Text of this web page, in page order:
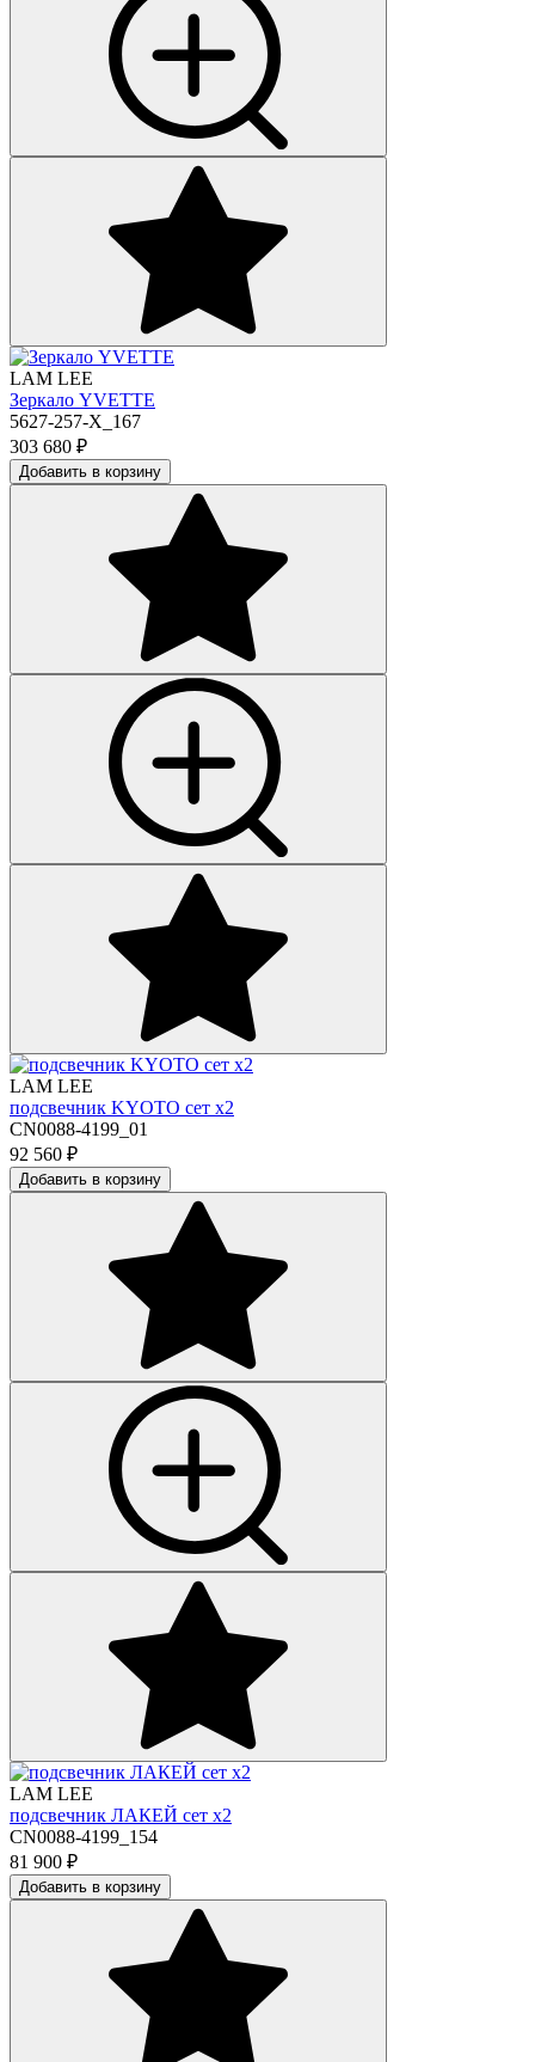
LAM LEE
Зеркало YVETTE
5627-257-X_167
303 680 ₽
Добавить в корзину
LAM LEE
подсвечник KYOTO сет х2
CN0088-4199_01
92 560 ₽
Добавить в корзину
LAM LEE
подсвечник ЛАКЕЙ сет х2
CN0088-4199_154
81 900 ₽
Добавить в корзину